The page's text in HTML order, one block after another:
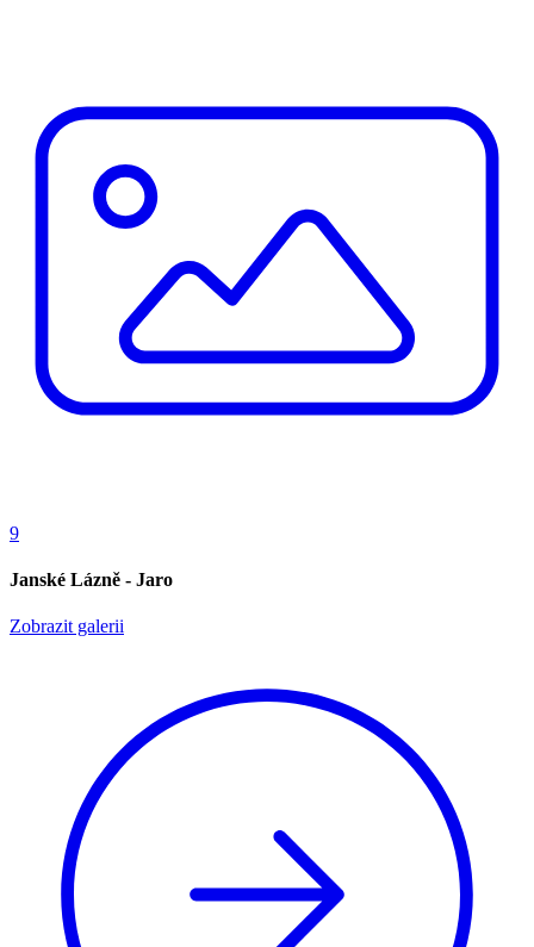
9
Janské Lázně - Jaro
Zobrazit galerii